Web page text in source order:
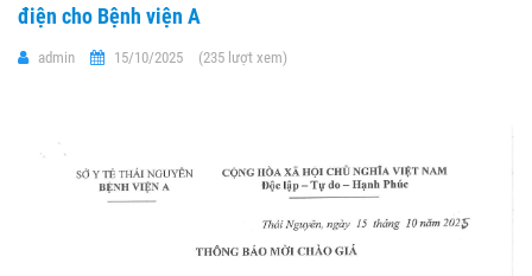
điện cho Bệnh viện A
admin 15/10/2025 (235 lượt xem)